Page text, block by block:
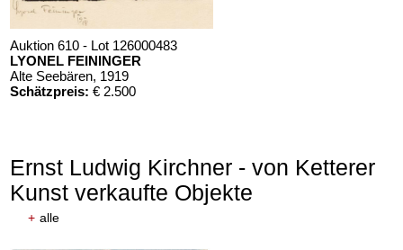
Auktion 610 - Lot 126000483
LYONEL FEININGER
Alte Seebären, 1919
Schätzpreis: € 2.500
Ernst Ludwig Kirchner - von Ketterer
Kunst verkaufte Objekte
+ alle